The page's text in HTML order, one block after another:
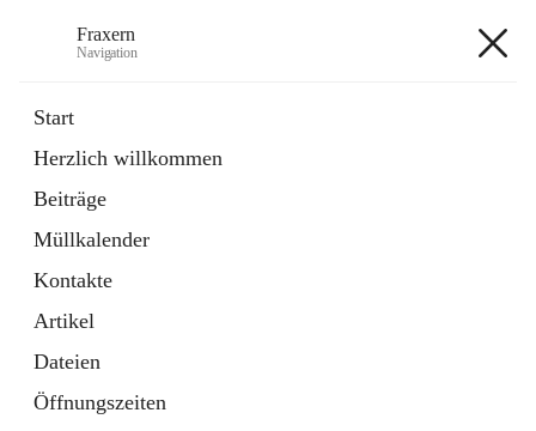
Fraxern
Navigation
Start
Herzlich willkommen
Beiträge
Müllkalender
Kontakte
Artikel
Dateien
Öffnungszeiten
Ordner
in
Tab
Formulare
Artikel
öffnet
in
neuem
Tab